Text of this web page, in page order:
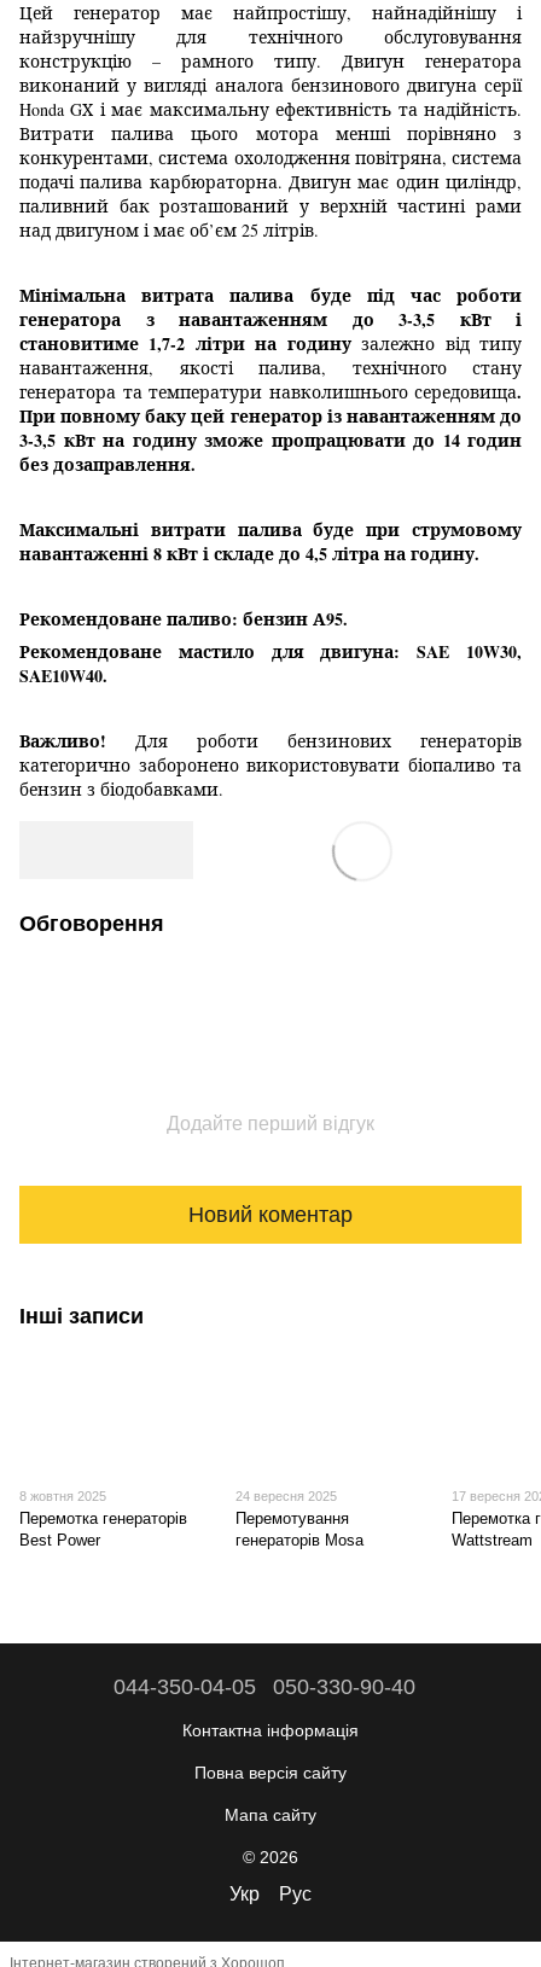
Цей генератор має найпростішу, найнадійнішу і
найзручнішу для технічного обслуговування
конструкцію – рамного типу. Двигун генератора
виконаний у вигляді аналога бензинового двигуна серії
Honda GХ і має максимальну ефективність та надійність.
Витрати палива цього мотора менші порівняно з
конкурентами, система охолодження повітряна, система
подачі палива карбюраторна. Двигун має один циліндр,
паливний бак розташований у верхній частині рами
над двигуном і має об’єм 25 літрів.
Мінімальна витрата палива буде під час роботи
генератора з навантаженням до 3-3,5 кВт
і
становитиме 1,7-2 літри на годинузалежно від типу
навантаження, якості палива, технічного стану
генератора та температури навколишнього середовища.
При повному баку цей генератор із навантаженням до
3-3,5 кВт на годину зможе пропрацювати до 14 годин
без дозаправлення.
Максимальні витрати палива буде при струмовому
навантаженні 8 кВт і складе до 4,5 літра на годину.
Рекомендоване паливо: бензин А95.
Рекомендоване мастило для двигуна: SAE 10W30,
SAE10W40.
Важливо! Для роботи бензинових генераторів
категорично заборонено використовувати біопаливо та
бензин з біодобавками.
Обговорення
Додайте перший відгук
Новий коментар
Інші записи
8 жовтня 2025
Перемотка генераторів
Best Power
24 вересня 2025
Перемотування
генераторів Mosa
17 вересня
Перемотка
Wattstream
044-350-04-05 050-330-90-40
Контактна інформація
Повна версія сайту
Мапа сайту
© 2026
Укр Рус